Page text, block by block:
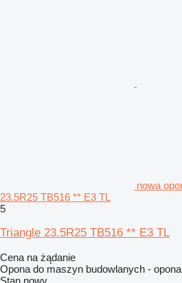
nowa
23.5R25 TB516 ** E3 TL
5
Triangle 23.5R25 TB516 ** E3 TL
Cena na żądanie
Opona do maszyn budowlanych - opona
Stan nowy